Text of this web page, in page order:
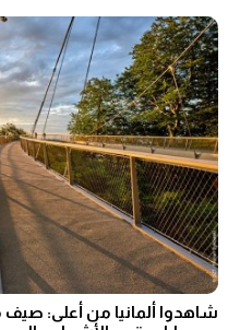
شاهدوا ألمانيا من أعلى: صيف